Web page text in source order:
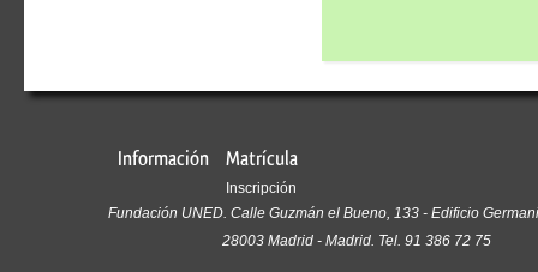
Información Matrícula
Inscripción
Fundación UNED. Calle Guzmán el Bueno, 133 - Edificio
28003 Madrid - Madrid. Tel. 91 386 72 75